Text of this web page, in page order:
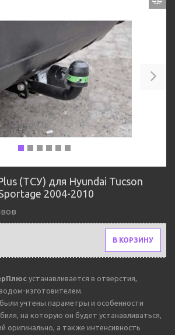
(ТСУ) для Hyundai Tucson
2004-2010
В КОРЗИНУ
устанавливается в отверстия,
изготовителем.
учтены параметры и особенности
на которую он будет устанавливаться,
оригинально, а также интенсивность